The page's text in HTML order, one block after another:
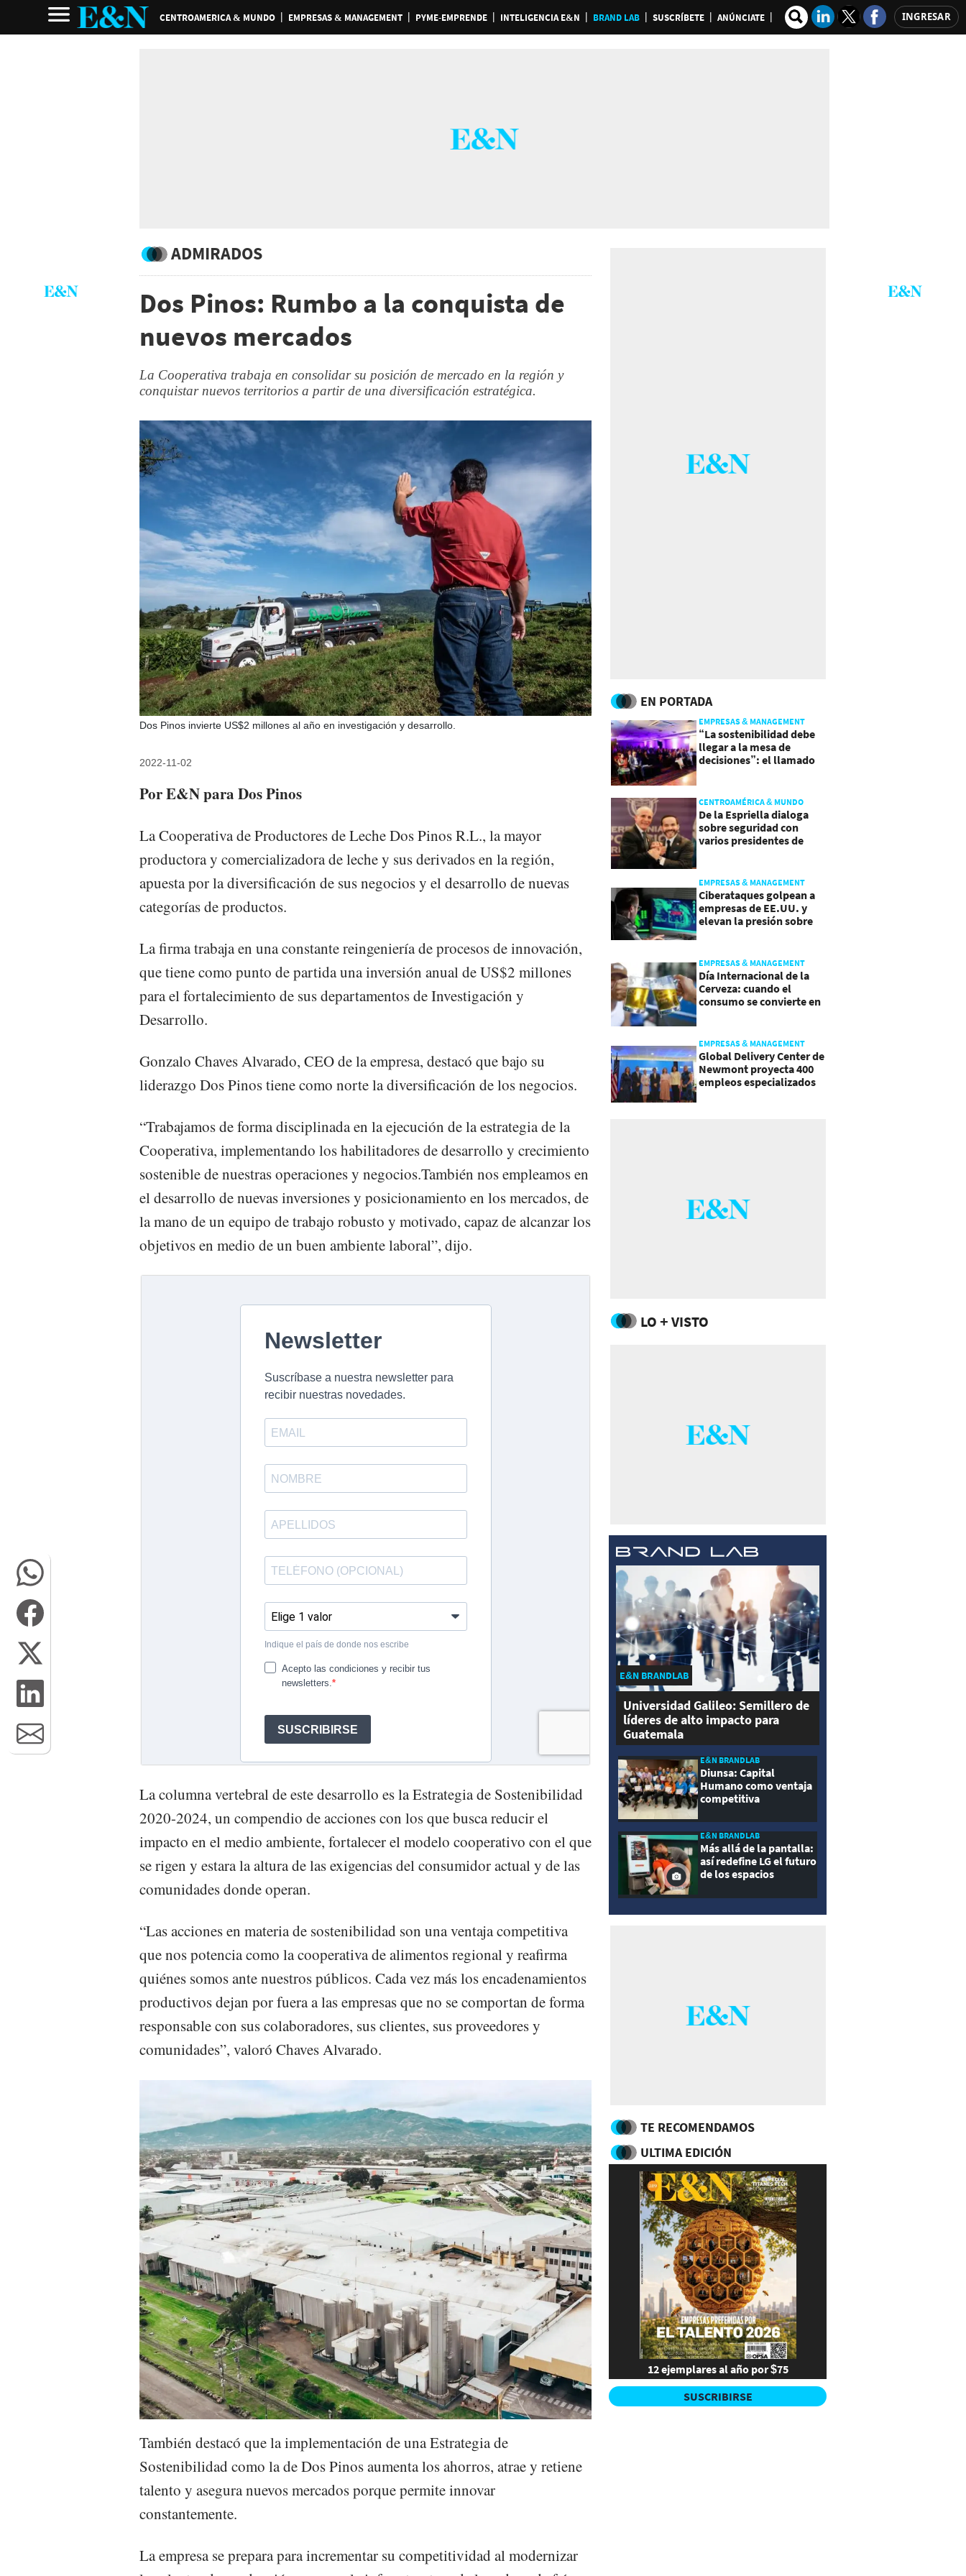
CENTROAMERICA & MUNDO EMPRESAS & MANAGEMENT PYME-EMPRENDE INTELIGENCIA E&N BRAND LAB SUSCRÍBETE ANÚNCIATE INGRESAR
ADMIRADOS
Dos Pinos: Rumbo a la conquista de
nuevos mercados
La Cooperativa trabaja en consolidar su posición de mercado en la región y
conquistar nuevos territorios a partir de una diversificación estratégica.
Dos Pinos invierte US$2 millones al año en investigación y desarrollo.
2022-11-02
Por E&N para Dos Pinos
La Cooperativa de Productores de Leche Dos Pinos R.L., la mayor
productora y comercializadora de leche y sus derivados en la región,
apuesta por la diversificación de sus negocios y el desarrollo de nuevas
categorías de productos.
La firma trabaja en una constante reingeniería de procesos de innovación,
que tiene como punto de partida una inversión anual de US$2 millones
para el fortalecimiento de sus departamentos de Investigación y
Desarrollo.
Gonzalo Chaves Alvarado, CEO de la empresa, destacó que bajo su
liderazgo Dos Pinos tiene como norte la diversificación de los negocios.
“Trabajamos de forma disciplinada en la ejecución de la estrategia de la
Cooperativa, implementando los habilitadores de desarrollo y crecimiento
sostenible de nuestras operaciones y negocios.También nos empleamos en
el desarrollo de nuevas inversiones y posicionamiento en los mercados, de
la mano de un equipo de trabajo robusto y motivado, capaz de alcanzar los
objetivos en medio de un buen ambiente laboral”, dijo.
La columna vertebral de este desarrollo es la Estrategia de Sostenibilidad
2020-2024, un compendio de acciones con los que busca reducir el
impacto en el medio ambiente, fortalecer el modelo cooperativo con el que
se rigen y estara la altura de las exigencias del consumidor actual y de las
comunidades donde operan.
“Las acciones en materia de sostenibilidad son una ventaja competitiva
que nos potencia como la cooperativa de alimentos regional y reafirma
quiénes somos ante nuestros públicos. Cada vez más los encadenamientos
productivos dejan por fuera a las empresas que no se comportan de forma
responsable con sus colaboradores, sus clientes, sus proveedores y
comunidades”, valoró Chaves Alvarado.
También destacó que la implementación de una Estrategia de
Sostenibilidad como la de Dos Pinos aumenta los ahorros, atrae y retiene
talento y asegura nuevos mercados porque permite innovar
constantemente.
La empresa se prepara para incrementar su competitividad al modernizar
EN PORTADA
EMPRESAS & MANAGEMENT
“La sostenibilidad debe
llegar a la mesa de
decisiones”: el llamado
CENTROAMÉRICA & MUNDO
De la Espriella dialoga
sobre seguridad con
varios presidentes de
EMPRESAS & MANAGEMENT
Ciberataques golpean a
empresas de EE.UU. y
elevan la presión sobre
EMPRESAS & MANAGEMENT
Día Internacional de la
Cerveza: cuando el
consumo se convierte en
EMPRESAS & MANAGEMENT
Global Delivery Center de
Newmont proyecta 400
empleos especializados
LO + VISTO
E&N BRANDLAB
Universidad Galileo: Semillero de
líderes de alto impacto para
Guatemala
E&N BRANDLAB
Diunsa: Capital
Humano como ventaja
competitiva
E&N BRANDLAB
Más allá de la pantalla:
así redefine LG el futuro
de los espacios
TE RECOMENDAMOS
ULTIMA EDICIÓN
12 ejemplares al año por $75
SUSCRIBIRSE